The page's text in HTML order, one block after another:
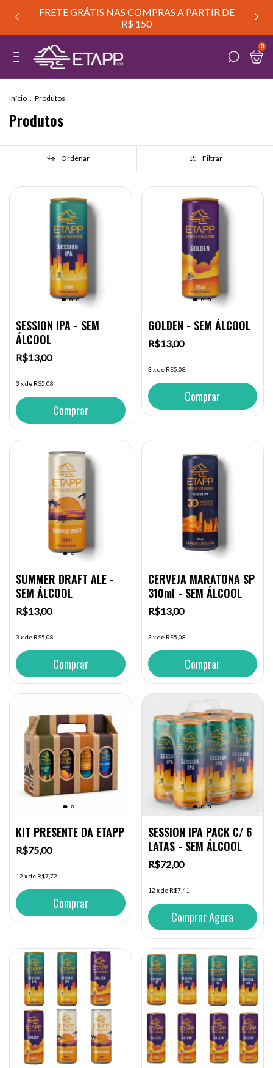
FRETE GRÁTIS NAS COMPRAS A PARTIR DE
R$ 150
0
Início . Produtos
Produtos
Ordenar Filtrar
SESSION IPA - SEM
ÁLCOOL
R$13,00
3 xde R$5,08
Comprar
GOLDEN - SEM ÁLCOOL
R$13,00
3 xde R$5,08
Comprar
SUMMER DRAFT ALE -
SEM ÁLCOOL
R$13,00
3 xde R$5,08
Comprar
CERVEJA MARATONA SP
310ml - SEM ÁLCOOL
R$13,00
3 xde R$5,08
Comprar
KIT PRESENTE DA ETAPP
R$75,00
12 xde R$7,72
Comprar
SESSION IPA PACK C/ 6
LATAS - SEM ÁLCOOL
R$72,00
12 xde R$7,41